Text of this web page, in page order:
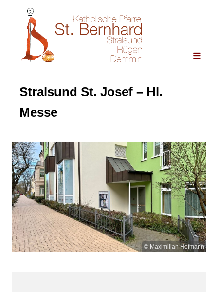
Stralsund St. Josef – Hl.
Messe
© Maximilian Hofmann